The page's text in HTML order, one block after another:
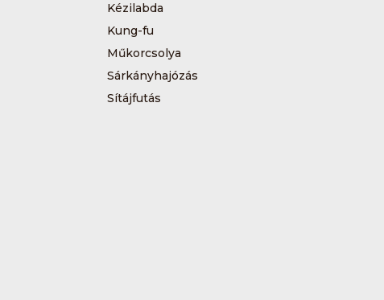
Kézilabda
Kung-fu
Műkorcsolya
Sárkányhajózás
Sítájfutás